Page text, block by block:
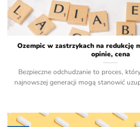
Ozempic w zastrzykach na redukcję
opinie, cena
Bezpieczne odchudzanie to proces,
najnowszej generacji mogą stanowić